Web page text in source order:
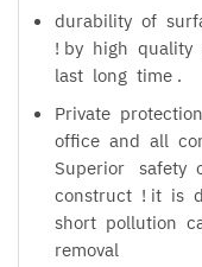
durability of
! by high
last long time .
Private
office and all
Superior safety
construct ! it is
short pollution
removal